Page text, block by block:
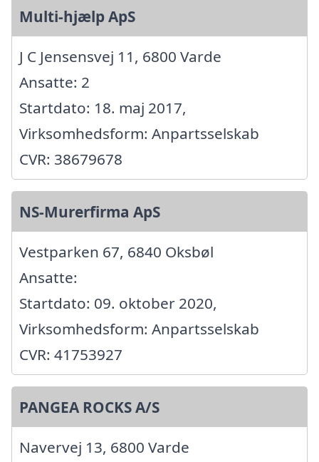
Multi-hjælp ApS
J C Jensensvej 11, 6800 Varde
Ansatte: 2
Startdato: 18. maj 2017,
Virksomhedsform: Anpartsselskab
CVR: 38679678
NS-Murerfirma ApS
Vestparken 67, 6840 Oksbøl
Ansatte:
Startdato: 09. oktober 2020,
Virksomhedsform: Anpartsselskab
CVR: 41753927
PANGEA ROCKS A/S
Navervej 13, 6800 Varde